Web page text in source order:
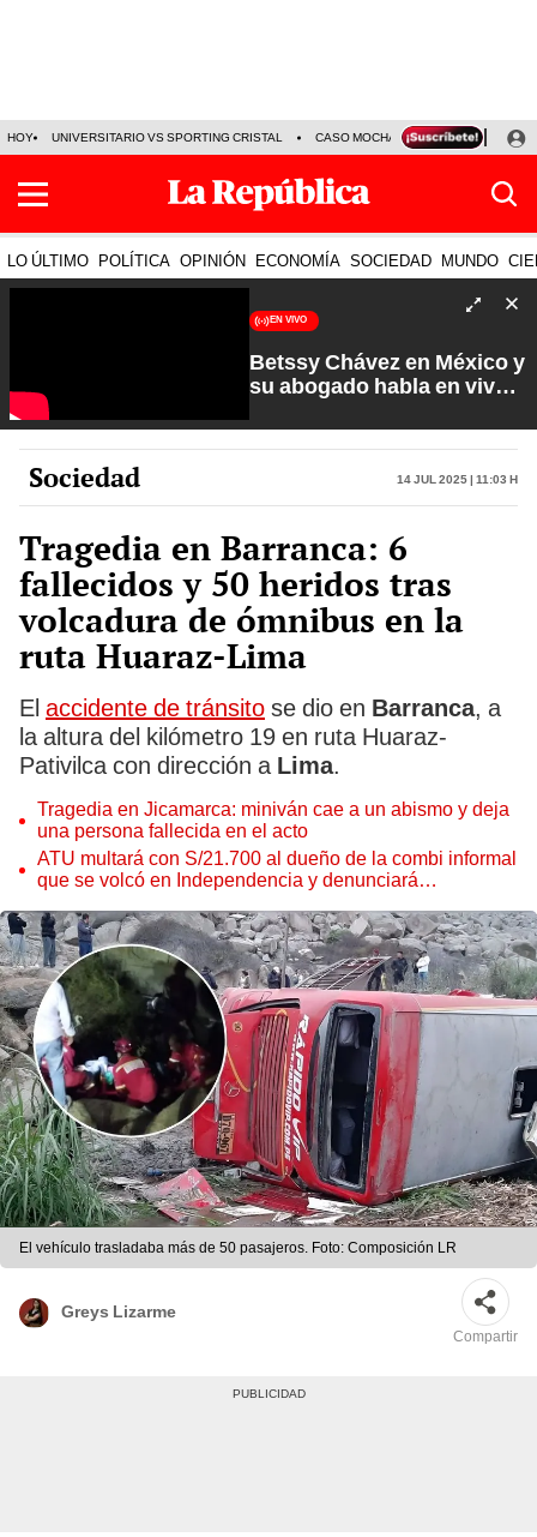
HOY UNIVERSITARIO VS SPORTING CRISTAL CASO MOCHASUELDOS
LO ÚLTIMO POLÍTICA OPINIÓN ECONOMÍA SOCIEDAD MUNDO
EN VIVO
Betssy Chávez en México y
su abogado habla en vivo |
Carlos Cornejo
Sociedad 14 Jul 2025 | 11:03 h
Tragedia en Barranca: 6
fallecidos y 50 heridos tras
volcadura de ómnibus en la
ruta Huaraz-Lima
El accidente de tránsito se dio en Barranca, a
la altura del kilómetro 19 en ruta Huaraz-
Pativilca con dirección a Lima.
Tragedia en Jicamarca: miniván cae a un abismo y deja
una persona fallecida en el acto
ATU multará con S/21.700 al dueño de la combi informal
que se volcó en Independencia y denunciará
El vehículo trasladaba más de 50 pasajeros. Foto: Composición LR
Greys Lizarme
Compartir